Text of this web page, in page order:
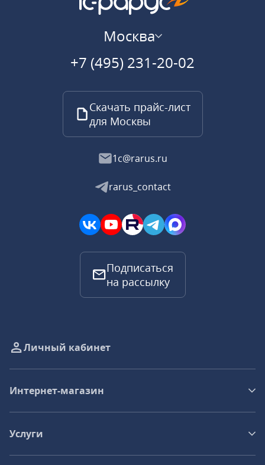
Москва
+7 (495) 231-20-02
Скачать прайс-лист
для Москвы
1c@rarus.ru
rarus_contact
Подписаться
на рассылку
Личный кабинет
Интернет-магазин
Услуги